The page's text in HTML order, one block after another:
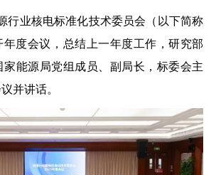
行业核电标准化技术委员会（以下简称
度会议， 总结 上一年度工作，研究部
家能源局党组成员、副局长 ，标委会主
并讲话。